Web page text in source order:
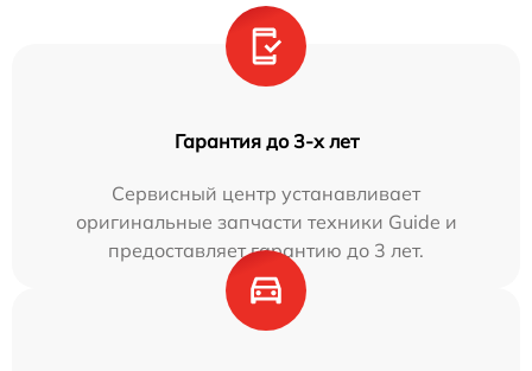
Гарантия до 3-х лет
Сервисный центр устанавливает
оригинальные запчасти техники Guide и
предоставляет гарантию до 3 лет.